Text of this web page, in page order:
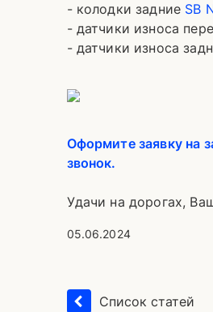
- колодки задние SB
- датчики износа
- датчики износа
Оформите заявку на
звонок.
Удачи на дорогах,
05.06.2024
Список статей